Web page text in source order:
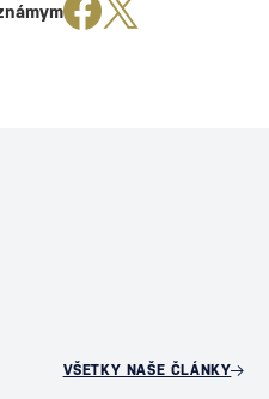
VŠETKY NAŠE ČLÁNKY